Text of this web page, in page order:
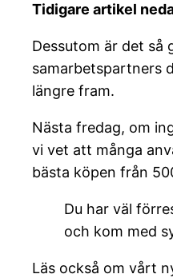
Tidigare artikel
Dessutom är det så
samarbetspartners
längre fram.
Nästa fredag, om
vi vet att många
bästa köpen från
Du har väl
och kom med
Läs också om vårt